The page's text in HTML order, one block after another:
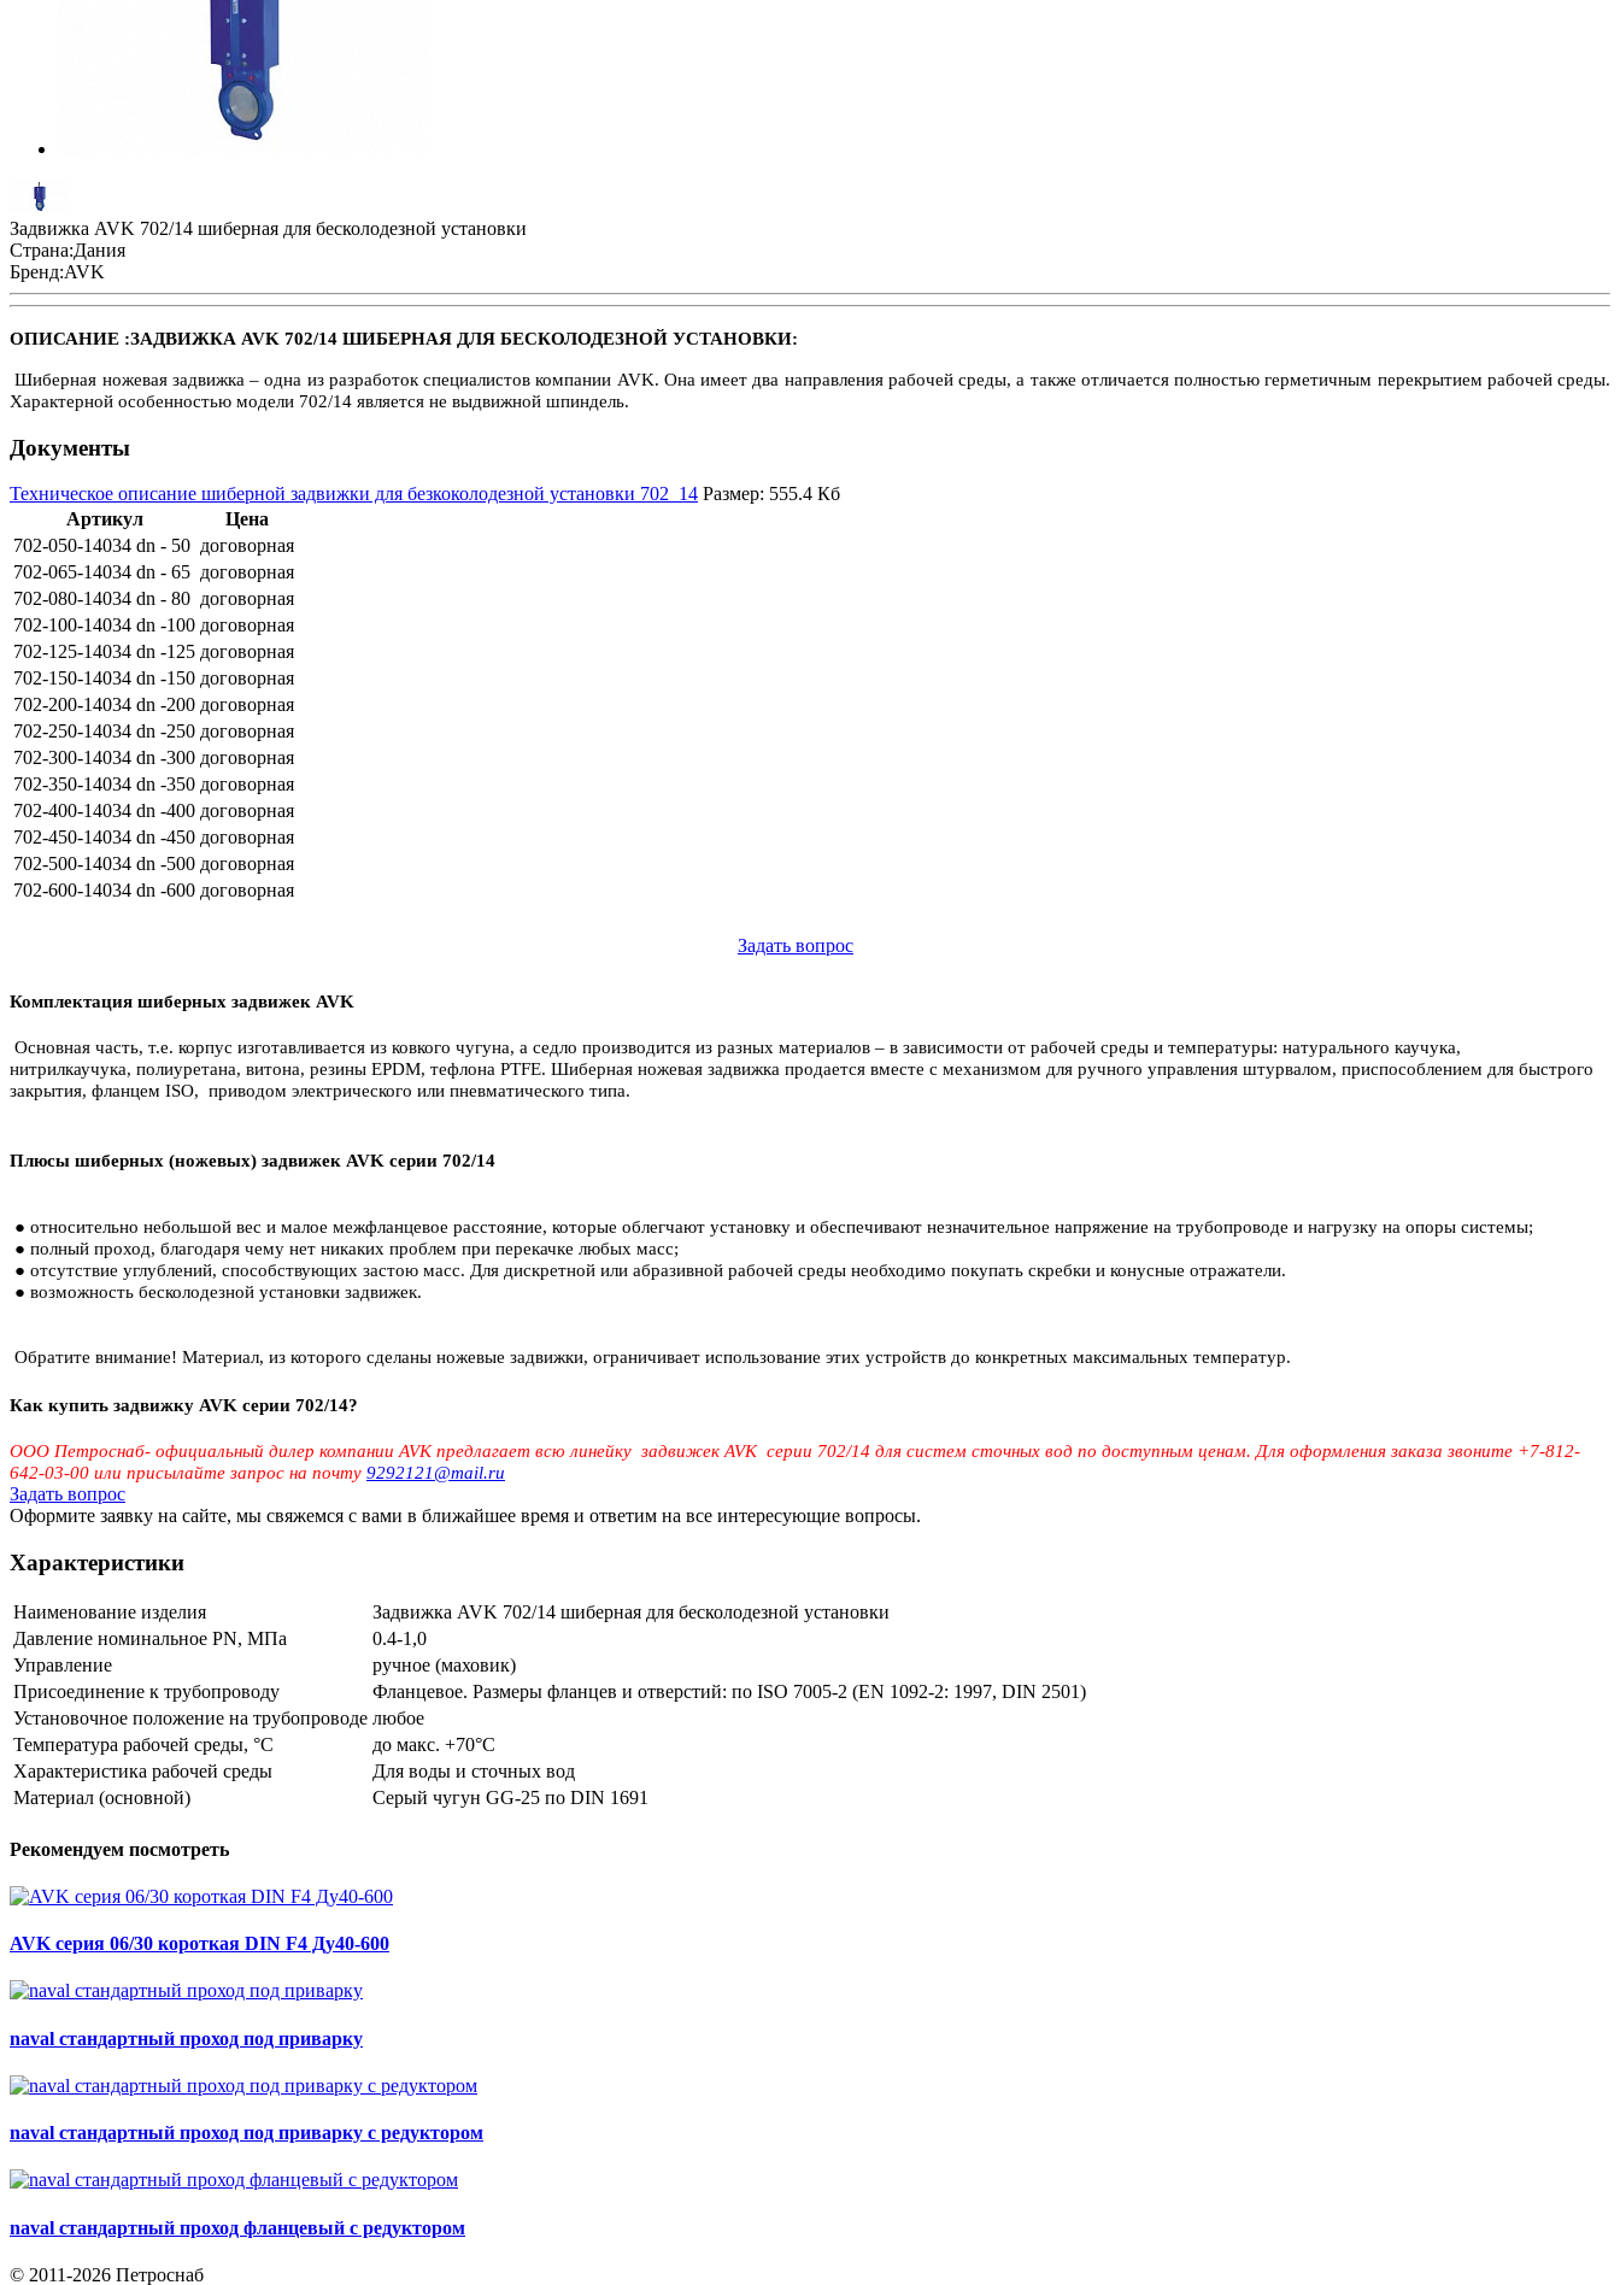
Задвижка AVK 702/14 шиберная для бесколодезной установки
Страна:Дания
Бренд:AVK
ОПИСАНИЕ :ЗАДВИЖКА AVK 702/14 ШИБЕРНАЯ ДЛЯ БЕСКОЛОДЕЗНОЙ УСТАНОВКИ:
Шиберная ножевая задвижка – одна из разработок специалистов компании AVK. Она имеет два направления рабочей среды, а также отличается полностью герметичным перекрытием рабочей среды.
Характерной особенностью модели 702/14 является не выдвижной шпиндель.
Документы
Техническое описание шиберной задвижки для безкоколодезной установки 702_14 Размер: 555.4 Кб
Артикул
Цена
702-050-14034 dn - 50 договорная
702-065-14034 dn - 65 договорная
702-080-14034 dn - 80 договорная
702-100-14034 dn -100 договорная
702-125-14034 dn -125 договорная
702-150-14034 dn -150 договорная
702-200-14034 dn -200 договорная
702-250-14034 dn -250 договорная
702-300-14034 dn -300 договорная
702-350-14034 dn -350 договорная
702-400-14034 dn -400 договорная
702-450-14034 dn -450 договорная
702-500-14034 dn -500 договорная
702-600-14034 dn -600 договорная
Задать вопрос
Комплектация шиберных задвижек AVK
Основная часть, т.е. корпус изготавливается из ковкого чугуна, а седло производится из разных материалов – в зависимости от рабочей среды и температуры: натурального каучука,
нитрилкаучука, полиуретана, витона, резины EPDM, тефлона PTFE. Шиберная ножевая задвижка продается вместе с механизмом для ручного управления штурвалом, приспособлением для быстрого
закрытия, фланцем ISO, приводом электрического или пневматического типа.
Плюсы шиберных (ножевых) задвижек AVK серии 702/14
● относительно небольшой вес и малое межфланцевое расстояние, которые облегчают установку и обеспечивают незначительное напряжение на трубопроводе и нагрузку на опоры системы;
● полный проход, благодаря чему нет никаких проблем при перекачке любых масс;
● отсутствие углублений, способствующих застою масс. Для дискретной или абразивной рабочей среды необходимо покупать скребки и конусные отражатели.
● возможность бесколодезной установки задвижек.
Обратите внимание! Материал, из которого сделаны ножевые задвижки, ограничивает использование этих устройств до конкретных максимальных температур.
Как купить задвижку AVK серии 702/14?
ООО Петроснаб- официальный дилер компании AVK предлагает вcю линейку задвижек AVK серии 702/14 для систем сточных вод по доступным ценам. Для оформления заказа звоните +7-812-
642-03-00 или присылайте запрос на почту 9292121@mail.ru
Задать вопрос
Оформите заявку на сайте, мы свяжемся с вами в ближайшее время и ответим на все интересующие вопросы.
Характеристики
Наименование изделия
Задвижка AVK 702/14 шиберная для бесколодезной установки
Давление номинальное PN, МПа
0.4-1,0
Управление
ручное (маховик)
Присоединение к трубопроводу
Фланцевое. Размеры фланцев и отверстий: по ISO 7005-2 (EN 1092-2: 1997, DIN 2501)
Установочное положение на трубопроводе любое
Температура рабочей среды, °С
до макс. +70°С
Характеристика рабочей среды
Для воды и сточных вод
Материал (основной)
Серый чугун GG-25 по DIN 1691
Рекомендуем посмотреть
AVK серия 06/30 короткая DIN F4 Ду40-600
naval стандартный проход под приварку
naval стандартный проход под приварку с редуктором
naval стандартный проход фланцевый с редуктором
© 2011-2026 Петроснаб